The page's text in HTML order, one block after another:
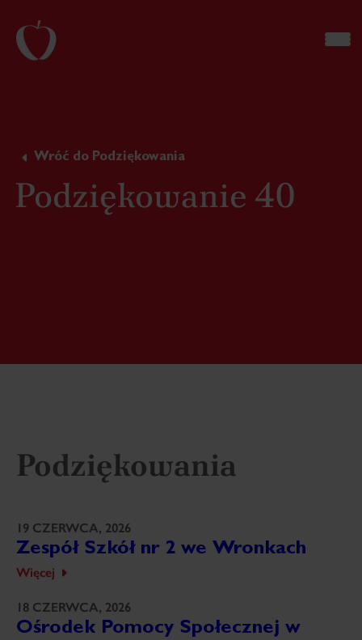
Wróć do Podziękowania
Podziękowanie 40
Podziękowania
19 CZERWCA, 2026
Zespół Szkół nr 2 we Wronkach
Więcej
18 CZERWCA, 2026
Ośrodek Pomocy Społecznej w